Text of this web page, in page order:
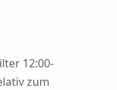
12:00-
zum